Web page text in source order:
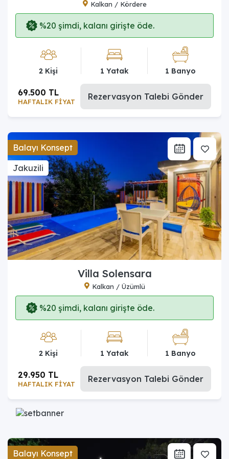
Kalkan / Kördere
%20 şimdi, kalanı girişte öde.
2 Kişi 1 Yatak 1 Banyo
HAFTALIK FİYAT
69.500 TL Rezervasyon Talebi Gönder
Balayı Konsept
Jakuzili
Villa Solensara
Kalkan / Üzümlü
%20 şimdi, kalanı girişte öde.
2 Kişi 1 Yatak 1 Banyo
HAFTALIK FİYAT
29.950 TL Rezervasyon Talebi Gönder
Balayı Konsept